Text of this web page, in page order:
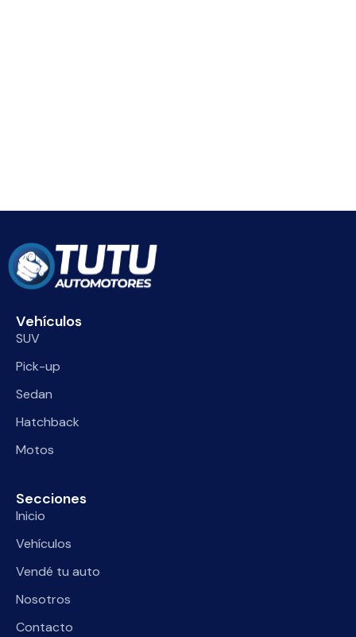
Vehículos
SUV
Pick-up
Sedan
Hatchback
Motos
Secciones
Inicio
Vehículos
Vendé tu auto
Nosotros
Contacto